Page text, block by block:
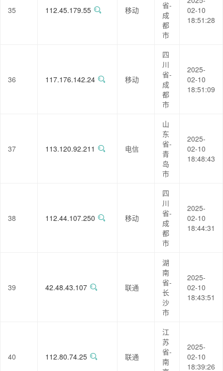
35 112.45.179.55 移动
省-
成
都
市
02-10
18:51:28
36 117.176.142.24 移动
四
川
省-
成
都
市
2025-
02-10
18:51:09
37 113.120.92.211 电信
山
东
省-
青
岛
市
2025-
02-10
18:48:43
38 112.44.107.250 移动
四
川
省-
成
都
市
2025-
02-10
18:44:31
39 42.48.43.107 联通
湖
南
省-
长
沙
市
2025-
02-10
18:43:51
40 112.80.74.25 联通
江
苏
省-
南
2025-
02-10
18:39:26